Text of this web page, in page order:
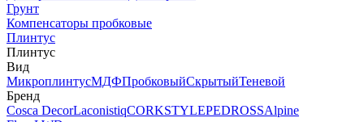
Грунт
Компенсаторы пробковые
Плинтус
Плинтус
Вид
МикроплинтусМДФПробковыйСкрытыйТеневой
Бренд
Cosca DecorLaconistiqCORKSTYLEPEDROSSAlpine